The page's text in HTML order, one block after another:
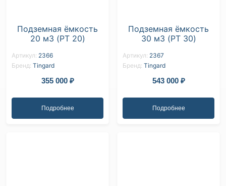
Подземная ёмкость
20 м3 (PT 20)
Артикул: 2366
Бренд: Tingard
355 000₽
Подробнее
Подземная ёмкость
30 м3 (PT 30)
Артикул: 2367
Бренд: Tingard
543 000₽
Подробнее